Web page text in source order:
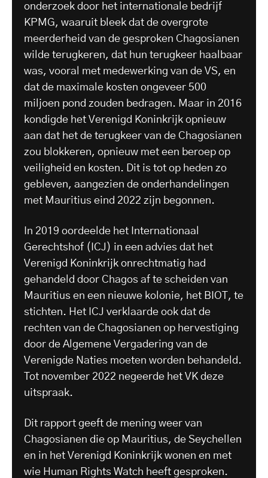
onderzoek door het internationale bedrijf
KPMG, waaruit bleek dat de overgrote
meerderheid van de gesproken Chagosianen
wilde terugkeren, dat hun terugkeer haalbaar
was, vooral met medewerking van de VS, en
dat de maximale kosten ongeveer 500
miljoen pond zouden bedragen. Maar in 2016
kondigde het Verenigd Koninkrijk opnieuw
aan dat het de terugkeer van de Chagosianen
zou blokkeren, opnieuw met een beroep op
veiligheid en kosten. Dit is tot op heden zo
gebleven, aangezien de onderhandelingen
met Mauritius eind 2022 zijn begonnen.
In 2019 oordeelde het Internationaal
Gerechtshof (ICJ) in een advies dat het
Verenigd Koninkrijk onrechtmatig had
gehandeld door Chagos af te scheiden van
Mauritius en een nieuwe kolonie, het BIOT, te
stichten. Het ICJ verklaarde ook dat de
rechten van de Chagosianen op hervestiging
door de Algemene Vergadering van de
Verenigde Naties moeten worden behandeld.
Tot november 2022 negeerde het VK deze
uitspraak.
Dit rapport geeft de mening weer van
Chagosianen die op Mauritius, de Seychellen
en in het Verenigd Koninkrijk wonen en met
wie Human Rights Watch heeft gesproken.